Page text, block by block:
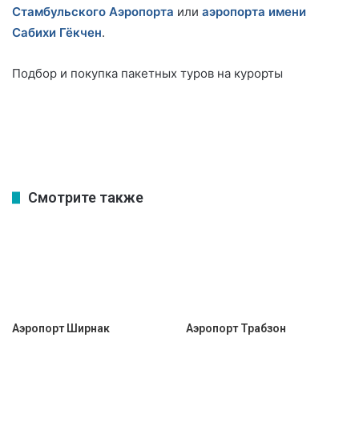
Стамбульского Аэропорта или аэропорта имени
Сабихи Гёкчен.
Подбор и покупка пакетных туров на курорты
Смотрите также
Аэропорт Ширнак Аэропорт Трабзон